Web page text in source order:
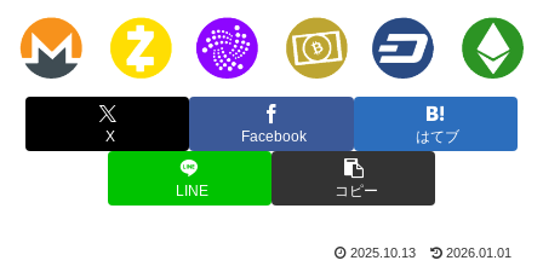
X Facebook はてブ
LINE コピー
2025.10.13 2026.01.01